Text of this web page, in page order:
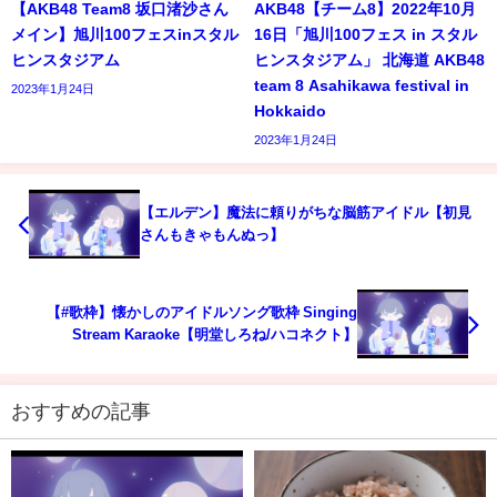
【AKB48 Team8 坂口渚沙さん
メイン】旭川100フェスinスタル
ヒンスタジアム
2023年1月24日
AKB48【チーム8】2022年10月
16日「旭川100フェス in スタル
ヒンスタジアム」 北海道 AKB48
team 8 Asahikawa festival in
Hokkaido
2023年1月24日
【エルデン】魔法に頼りがちな脳筋アイドル【初見
さんもきゃもんぬっ】
【#歌枠】懐かしのアイドルソング歌枠 Singing
Stream Karaoke【明堂しろね/ハコネクト】
おすすめの記事